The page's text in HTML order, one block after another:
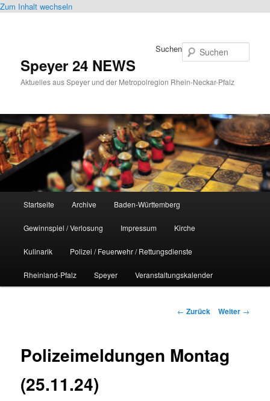
Zum Inhalt wechseln
Speyer 24 NEWS
Aktuelles aus Speyer und der Metropolregion Rhein-Neckar-Pfalz
Suchen
Startseite Archive Baden-Württemberg
Gewinnspiel / Verlosung Impressum Kirche
Kulinarik Polizei / Feuerwehr / Rettungsdienste
Rheinland-Pfalz Speyer Veranstaltungskalender
Beitrags-
← Zurück Weiter →
Polizeimeldungen Montag
(25.11.24)